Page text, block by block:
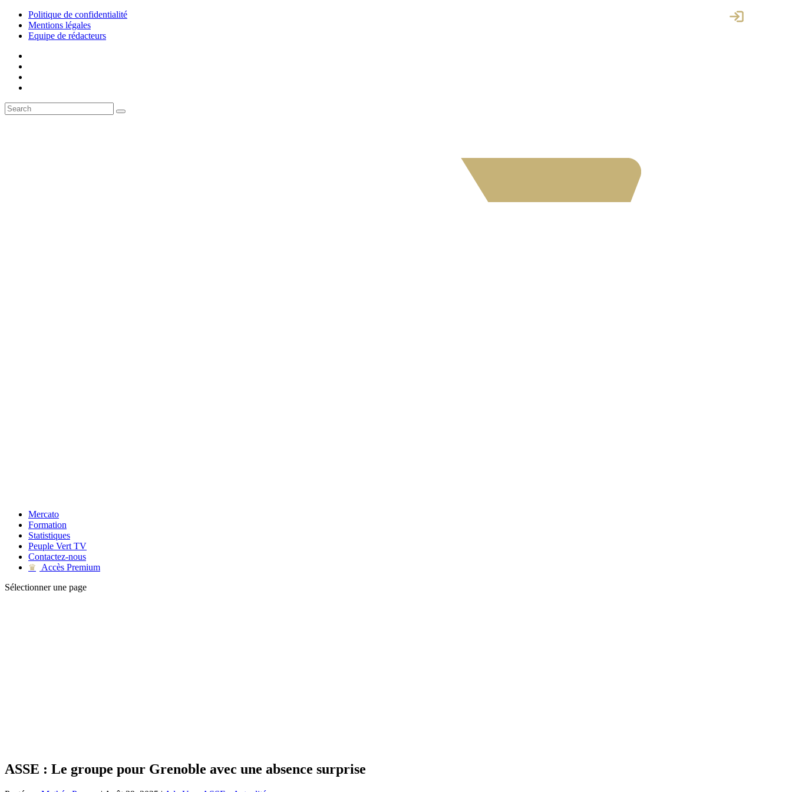
Politique de confidentialité
Mentions légales
Equipe de rédacteurs
Mercato
Formation
Statistiques
Peuple Vert TV
Contactez-nous
♛
Accès Premium
Sélectionner une page
ASSE : Le groupe pour Grenoble avec une absence surprise